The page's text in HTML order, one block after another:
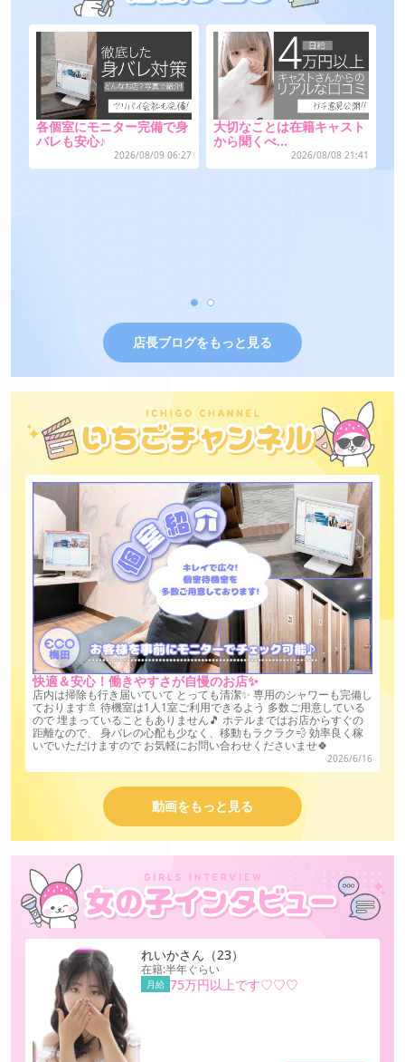
出戻り大歓迎！ジョブリタ
ーン制度完…
店長ブログをもっと見る
快適＆安心！働きやすさが自慢のお店✨
店内は掃除も行き届いていて とっても清潔✨ 専用のシャワーも完備し
ております🚿 待機室は1人1室ご利用できるよう 多数ご用意している
ので 埋まっていることもありません🎵 ホテルまではお店からすぐの
距離なので、 身バレの心配も少なく、移動もラクラク💨 効率良く稼
いでいただけますので お気軽にお問い合わせくださいませ🍀
2026/6/16
動画をもっと見る
れいかさん （23）
在籍:半年ぐらい
月給 75万円以上です♡♡♡